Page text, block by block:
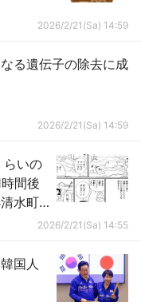
2026/2/21(Sa) 14:59
る遺伝子の除去に成
2026/2/21(Sa) 14:59
らいの
間後
水町
2026/2/21(Sa) 14:55
国人